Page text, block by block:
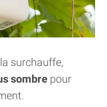
surchauffe,
sombre pour